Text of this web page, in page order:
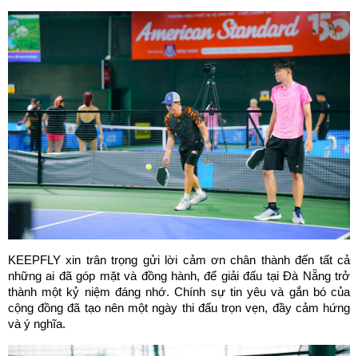
KEEPFLY xin trân trọng gửi lời cảm ơn chân thành đến tất cả
những ai đã góp mặt và đồng hành, để giải đấu tại Đà Nẵng trở
thành một kỷ niệm đáng nhớ. Chính sự tin yêu và gắn bó của
cộng đồng đã tạo nên một ngày thi đấu trọn vẹn, đầy cảm hứng
và ý nghĩa.